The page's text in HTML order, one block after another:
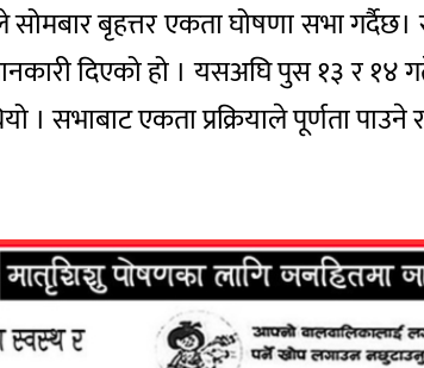
ले सोमबार बृहत्तर एकता घोषणा सभा
दिएको हो । यसअघि पुस १३ र १४
। सभाबाट एकता प्रक्रियाले पूर्णता